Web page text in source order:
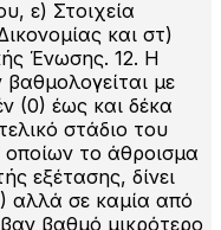
ε) Στοιχεία
και στ)
Ένωσης. 12. Η
με
(0) έως και δέκα
στάδιο του
οποίων το άθροισμα
εξέτασης, δίνει
αλλά σε καμία από
βαθμό μικρότερο